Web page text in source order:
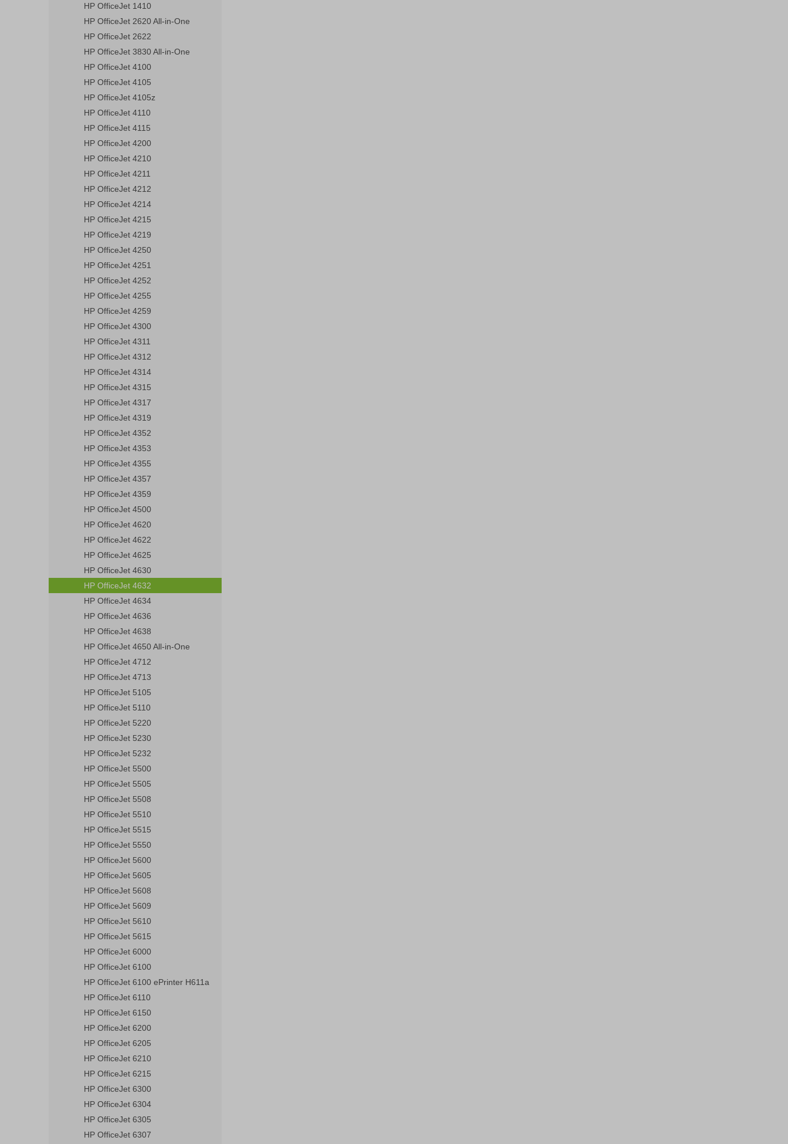
HP OfficeJet 1410
HP OfficeJet 2620 All-in-One
HP OfficeJet 2622
HP OfficeJet 3830 All-in-One
HP OfficeJet 4100
HP OfficeJet 4105
HP OfficeJet 4105z
HP OfficeJet 4110
HP OfficeJet 4115
HP OfficeJet 4200
HP OfficeJet 4210
HP OfficeJet 4211
HP OfficeJet 4212
HP OfficeJet 4214
HP OfficeJet 4215
HP OfficeJet 4219
HP OfficeJet 4250
HP OfficeJet 4251
HP OfficeJet 4252
HP OfficeJet 4255
HP OfficeJet 4259
HP OfficeJet 4300
HP OfficeJet 4311
HP OfficeJet 4312
HP OfficeJet 4314
HP OfficeJet 4315
HP OfficeJet 4317
HP OfficeJet 4319
HP OfficeJet 4352
HP OfficeJet 4353
HP OfficeJet 4355
HP OfficeJet 4357
HP OfficeJet 4359
HP OfficeJet 4500
HP OfficeJet 4620
HP OfficeJet 4622
HP OfficeJet 4625
HP OfficeJet 4630
HP OfficeJet 4632
HP OfficeJet 4634
HP OfficeJet 4636
HP OfficeJet 4638
HP OfficeJet 4650 All-in-One
HP OfficeJet 4712
HP OfficeJet 4713
HP OfficeJet 5105
HP OfficeJet 5110
HP OfficeJet 5220
HP OfficeJet 5230
HP OfficeJet 5232
HP OfficeJet 5500
HP OfficeJet 5505
HP OfficeJet 5508
HP OfficeJet 5510
HP OfficeJet 5515
HP OfficeJet 5550
HP OfficeJet 5600
HP OfficeJet 5605
HP OfficeJet 5608
HP OfficeJet 5609
HP OfficeJet 5610
HP OfficeJet 5615
HP OfficeJet 6000
HP OfficeJet 6100
HP OfficeJet 6100 ePrinter H611a
HP OfficeJet 6110
HP OfficeJet 6150
HP OfficeJet 6200
HP OfficeJet 6205
HP OfficeJet 6210
HP OfficeJet 6215
HP OfficeJet 6300
HP OfficeJet 6304
HP OfficeJet 6305
HP OfficeJet 6307